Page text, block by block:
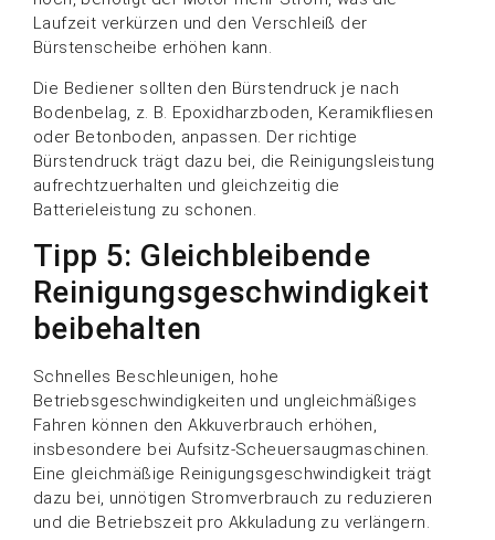
Laufzeit verkürzen und den Verschleiß der
Bürstenscheibe erhöhen kann.
Die Bediener sollten den Bürstendruck je nach
Bodenbelag, z. B. Epoxidharzboden, Keramikfliesen
oder Betonboden, anpassen. Der richtige
Bürstendruck trägt dazu bei, die Reinigungsleistung
aufrechtzuerhalten und gleichzeitig die
Batterieleistung zu schonen.
Tipp 5: Gleichbleibende
Reinigungsgeschwindigkeit
beibehalten
Schnelles Beschleunigen, hohe
Betriebsgeschwindigkeiten und ungleichmäßiges
Fahren können den Akkuverbrauch erhöhen,
insbesondere bei Aufsitz-Scheuersaugmaschinen.
Eine gleichmäßige Reinigungsgeschwindigkeit trägt
dazu bei, unnötigen Stromverbrauch zu reduzieren
und die Betriebszeit pro Akkuladung zu verlängern.